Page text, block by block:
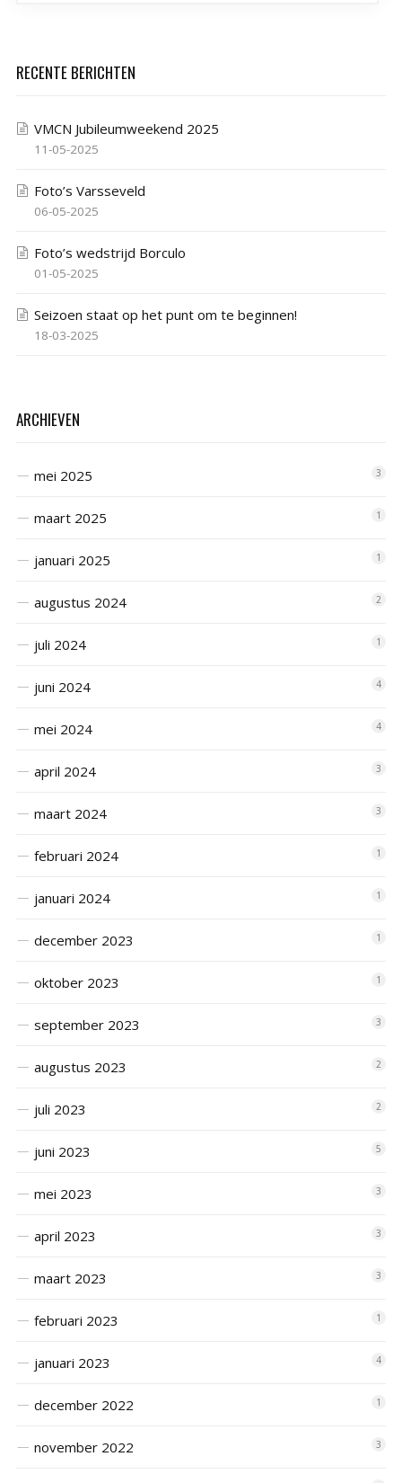
RECENTE BERICHTEN
VMCN Jubileumweekend 2025
11-05-2025
Foto’s Varsseveld
06-05-2025
Foto’s wedstrijd Borculo
01-05-2025
Seizoen staat op het punt om te beginnen!
18-03-2025
ARCHIEVEN
mei 2025 3
maart 2025 1
januari 2025 1
augustus 2024 2
juli 2024 1
juni 2024 4
mei 2024 4
april 2024 3
maart 2024 3
februari 2024 1
januari 2024 1
december 2023 1
oktober 2023 1
september 2023 3
augustus 2023 2
juli 2023 2
juni 2023 5
mei 2023 3
april 2023 3
maart 2023 3
februari 2023 1
januari 2023 4
december 2022 1
november 2022 3